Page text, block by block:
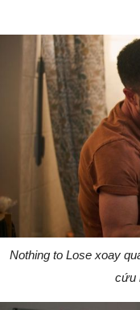
Nothing to Lose xoay
cứu